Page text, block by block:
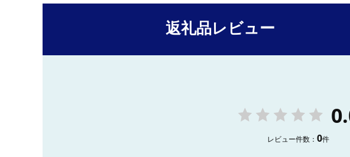
返礼品レビュー
レビュー件数： 0件